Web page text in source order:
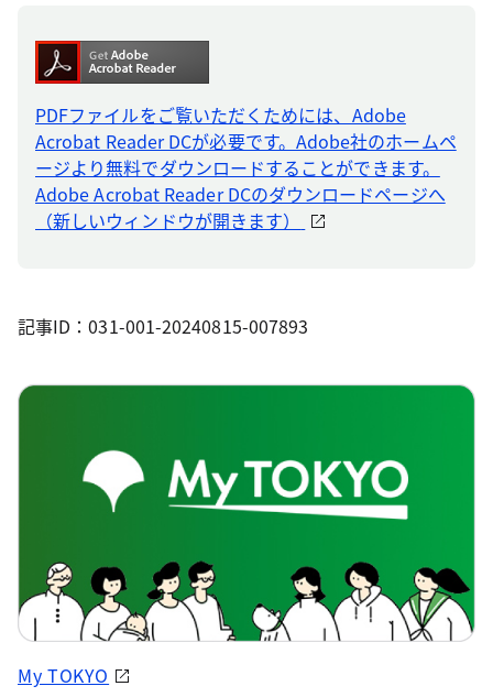
PDFファイルをご覧いただくためには、Adobe
Acrobat Reader DCが必要です。Adobe社のホームペ
ージより無料でダウンロードすることができます。
Adobe Acrobat Reader DCのダウンロードページへ
（新しいウィンドウが開きます）
記事ID：031-001-20240815-007893
My TOKYO